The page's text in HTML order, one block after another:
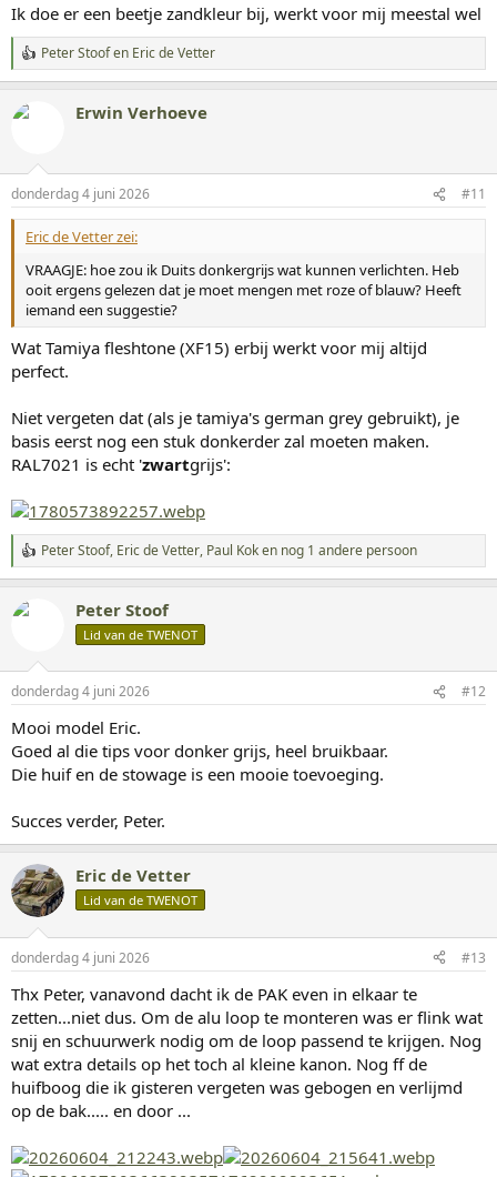
e
n
Ik doe er een beetje zandkleur bij, werkt voor mij meestal wel
W
a
r
n
g
Peter Stoofen Eric de Vetter
Erwin Verhoeve
donderdag 4 juni 2026 #11
Eric de Vetter zei:
VRAAGJE: hoe zou ik Duits donkergrijs wat kunnen verlichten. Heb
ooit ergens gelezen dat je moet mengen met roze of blauw? Heeft
iemand een suggestie?
Wat Tamiya fleshtone (XF15) erbij werkt voor mij altijd
perfect.
Niet vergeten dat (als je tamiya's german grey gebruikt), je
basis eerst nog een stuk donkerder zal moeten maken.
RAL7021 is echt 'zwartgrijs':
W
a
r
n
e
n
:
Peter Stoof, Eric de Vetter, Paul Koken nog 1 andere persoon
Peter Stoof
Lid van de TWENOT
donderdag 4 juni 2026 #12
Mooi model Eric.
Goed al die tips voor donker grijs, heel bruikbaar.
Die huif en de stowage is een mooie toevoeging.
Succes verder, Peter.
Eric de Vetter
Lid van de TWENOT
donderdag 4 juni 2026 #13
Thx Peter, vanavond dacht ik de PAK even in elkaar te
zetten...niet dus. Om de alu loop te monteren was er flink wat
snij en schuurwerk nodig om de loop passend te krijgen. Nog
wat extra details op het toch al kleine kanon. Nog ff de
huifboog die ik gisteren vergeten was gebogen en verlijmd
op de bak..... en door ...